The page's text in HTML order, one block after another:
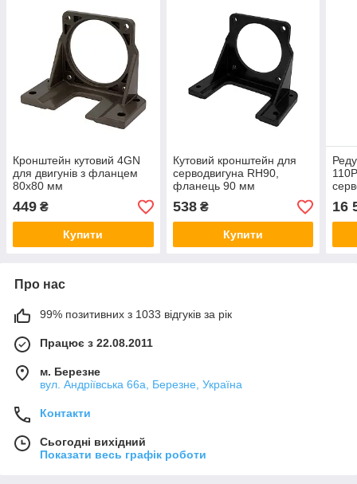
Кронштейн кутовий 4GN
для двигунів з фланцем
80х80 мм
449 ₴
Купити
Кутовий кронштейн для
серводвигуна RH90,
фланець 90 мм
538₴
Купити
16
Про нас
99% позитивних з 1033 відгуків за рік
Працює з 22.08.2011
м. Березне
вул. Андріївська 66а, Березне, Україна
Контакти
Сьогодні вихідний
Показати весь графік роботи